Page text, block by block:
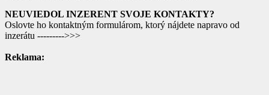
NEUVIEDOL INZERENT SVOJE KONTAKTY?
Oslovte ho kontaktným formulárom, ktorý nájdete napravo od
inzerátu --------->>>
Reklama: